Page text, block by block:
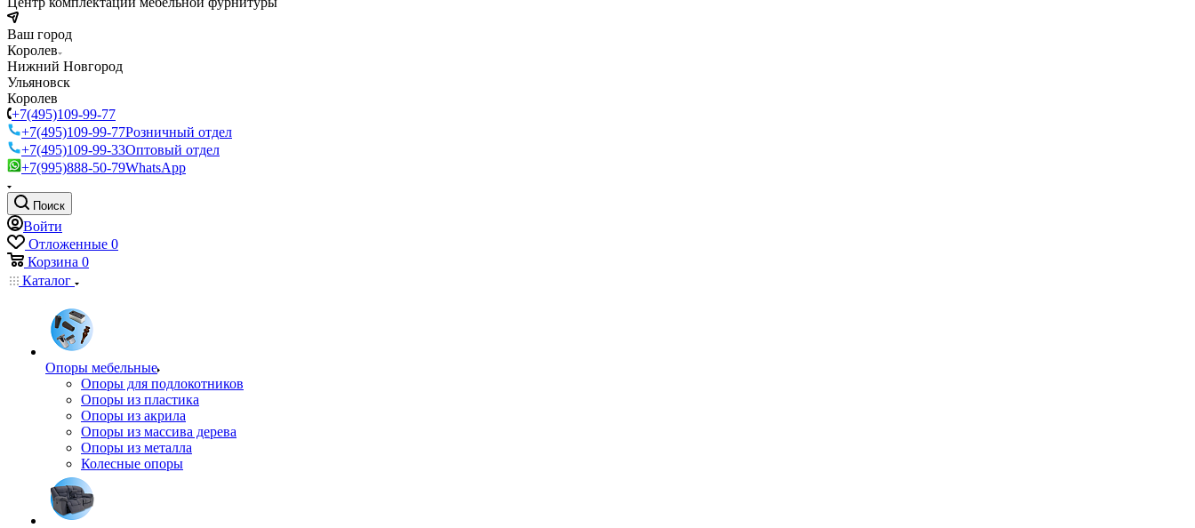
Ваш город
Королев
Нижний Новгород
Ульяновск
Королев
+7(495)109-99-77
+7(495)109-99-77Розничный отдел
+7(495)109-99-33Оптовый отдел
+7(995)888-50-79WhatsApp
Поиск
Войти
Отложенные 0
Корзина 0
Каталог
Опоры мебельные
Опоры для подлокотников
Опоры из пластика
Опоры из акрила
Опоры из массива дерева
Опоры из металла
Колесные опоры